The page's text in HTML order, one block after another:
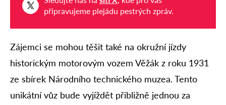
připravujeme plejádu pestrých zpráv.
Zájemci se mohou těšit také na okružní jízdy
historickým motorovým vozem Věžák z roku 1931
ze sbírek Národního technického muzea. Tento
unikátní vůz bude vyjíždět přibližně jednou za